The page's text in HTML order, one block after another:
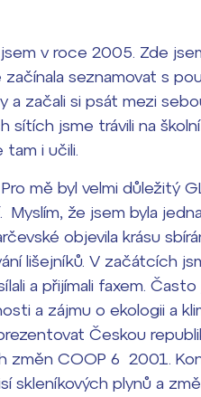
v roce 2005. Zde
seznamovat s
začali si psát mezi
sítích jsme trávili na
tam i učili.
mě byl velmi důležitý
že jsem byla
objevila krásu
lišejníků. V začátcích
a přijímali faxem.
a zájmu o ekologii a
Českou
změn COOP 6 2001.
skleníkových plynů a